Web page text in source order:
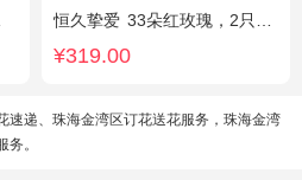
恒久挚爱 33朵红玫瑰，2只可爱小熊，相思豆搭配
¥319.00
速递、珠海金湾区订花送花服务，珠海金湾
。